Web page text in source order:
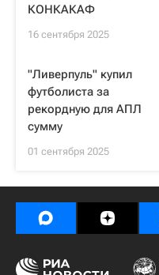
КОНКАКАФ
16 сентября 2025
"Ливерпуль" купил
футболиста за
рекордную для АПЛ
сумму
01 сентября 2025